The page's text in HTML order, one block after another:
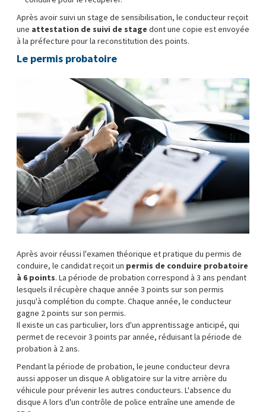
Après avoir suivi un stage de sensibilisation, le conducteur reçoit
une attestation de suivi de stage dont une copie est envoyée
à la préfecture pour la reconstitution des points.
Le permis probatoire
Après avoir réussi l'examen théorique et pratique du permis de
conduire, le candidat reçoit un permis de conduire probatoire
à 6 points. La période de probation correspond à 3 ans pendant
lesquels il récupère chaque année 3 points sur son permis
jusqu'à complétion du compte. Chaque année, le conducteur
gagne 2 points sur son permis.
Il existe un cas particulier, lors d'un apprentissage anticipé, qui
permet de recevoir 3 points par année, réduisant la période de
probation à 2 ans.
Pendant la période de probation, le jeune conducteur devra
aussi apposer un disque A obligatoire sur la vitre arrière du
véhicule pour prévenir les autres conducteurs. L'absence du
disque A lors d'un contrôle de police entraîne une amende de